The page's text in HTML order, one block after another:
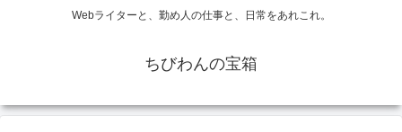
Webライターと、勤め人の仕事と、日常をあれこれ。
ちびわんの宝箱